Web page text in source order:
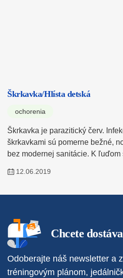
Škrkavka/Hlísta detská
ochorenia
Škrkavka je parazitický červ.
škrkavkami sú pomerne bežné,
bez modernej sanitácie. K
12.06.2019
Chcete
Odoberajte náš newsletter a
tréningovým plánom,